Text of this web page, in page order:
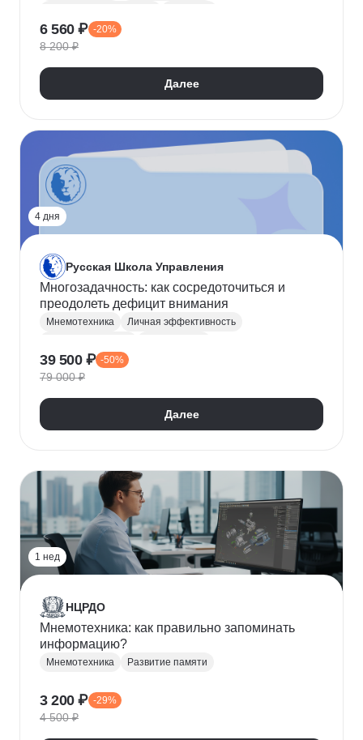
6 560 ₽ -20%
8 200 ₽
Далее
4 дня
Русская Школа Управления
Многозадачность: как сосредоточиться и
преодолеть дефицит внимания
Мнемотехника
Личная эффективность
Целеполагание
Развитие внимания
39 500 ₽ -50%
79 000 ₽
Далее
1 нед
НЦРДО
Мнемотехника: как правильно запоминать
информацию?
Мнемотехника Развитие памяти
3 200 ₽ -29%
4 500 ₽